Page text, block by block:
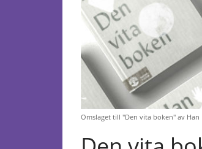
Omslaget till "Den vita boken" av